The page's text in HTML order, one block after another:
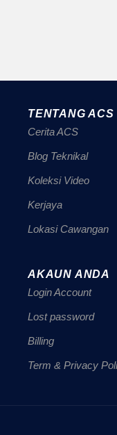
TENTANG ACS
Cerita ACS
Blog Teknikal
Koleksi Video
Kerjaya
Lokasi Cawangan
AKAUN ANDA
Login Account
Lost password
Billing
Term & Privacy